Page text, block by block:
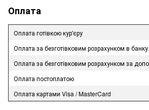
Оплата
Оплата готівкою кур'єру
Оплата за безготівковим розрахунком в банку
Оплата за безготівковим розрахунком за
Оплата постоплатою
Оплата картами Visa / MasterCard